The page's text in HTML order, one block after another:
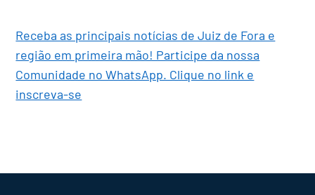
Receba as principais notícias de Juiz de Fora e
região em primeira mão! Participe da nossa
Comunidade no WhatsApp. Clique no link e
inscreva-se